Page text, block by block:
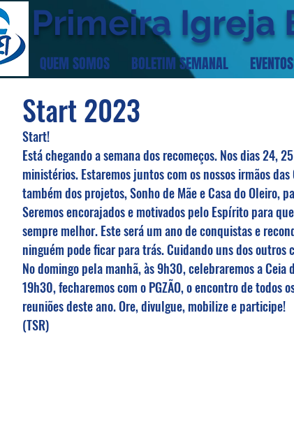
QUEM SOMOS BOLETIM SEMANAL EVENTOS
Primeira Igreja
Start 2023
Start!
Está chegando a semana dos recomeços. Nos dias 24,
ministérios. Estaremos juntos com os nossos irmãos
também dos projetos, Sonho de Mãe e Casa do Oleiro,
Seremos encorajados e motivados pelo Espírito para
sempre melhor. Este será um ano de conquistas e
ninguém pode ficar para trás. Cuidando uns dos outros
No domingo pela manhã, às 9h30, celebraremos a Ceia
19h30, fecharemos com o PGZÃO, o encontro de todos
reuniões deste ano. Ore, divulgue, mobilize e participe!
(TSR)